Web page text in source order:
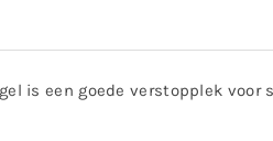
is een goede verstopplek voor